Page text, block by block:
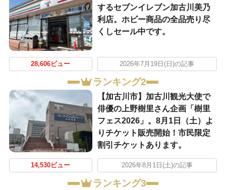
するセブンイレブン加古川美乃
利店。ホビー商品の全品売り尽
くしセール中です。
28,606ビュー 2026年7月19日(日)の記事
ランキング2
【加古川市】加古川観光大使で
俳優の上野樹里さん企画「樹里
フェス2026」。8月1日（土）よ
りチケット販売開始！市民限定
割引チケットあります。
14,530ビュー 2026年8月1日(土)の記事
ランキング3